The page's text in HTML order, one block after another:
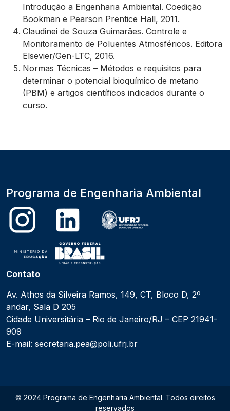
Introdução a Engenharia Ambiental. Coedição
Bookman e Pearson Prentice Hall, 2011.
Claudinei de Souza Guimarães. Controle e
Monitoramento de Poluentes Atmosféricos. Editora
Elsevier/Gen-LTC, 2016.
Normas Técnicas – Métodos e requisitos para
determinar o potencial bioquímico de metano
(PBM) e artigos científicos indicados durante o
curso.
Programa de Engenharia Ambiental
Contato
Av. Athos da Silveira Ramos, 149, CT, Bloco D, 2º
andar, Sala D 205
Cidade Universitária – Rio de Janeiro/RJ – CEP 21941-
909
E-mail: secretaria.pea@poli.ufrj.br
© 2024 Programa de Engenharia Ambiental. Todos direitos
reservados